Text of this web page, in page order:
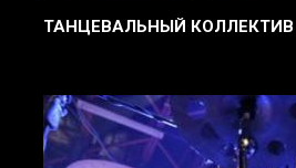
ТАНЦЕВАЛЬНЫЙ КОЛЛЕКТИВ